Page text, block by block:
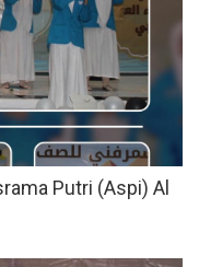
Putri (Aspi) Al